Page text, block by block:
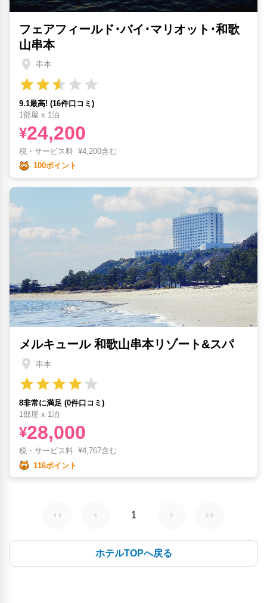
フェアフィールド･バイ･マリオット･和歌
山串本
串本
9.1最高! (16件口コミ)
1部屋 x 1泊
¥24,200
税・サービス料 ¥4,200含む
100ポイント
メルキュール 和歌山串本リゾート&スパ
串本
8非常に満足 (0件口コミ)
1部屋 x 1泊
¥28,000
税・サービス料 ¥4,767含む
116ポイント
1
ホテルTOPへ戻る